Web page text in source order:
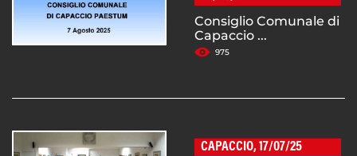
Consiglio Comunale di
Capaccio ...
975
CAPACCIO, 17/07/25